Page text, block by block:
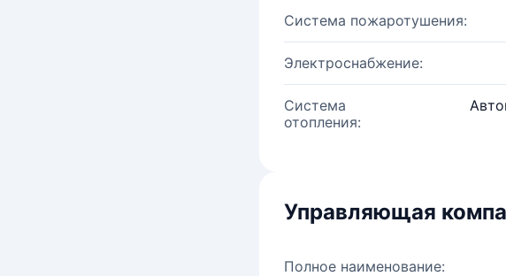
Система пожаротушения:
Электроснабжение:
Система
отопления:
Управляющая
Полное наименование: